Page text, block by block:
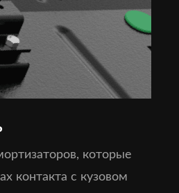
которые
контакта с кузовом